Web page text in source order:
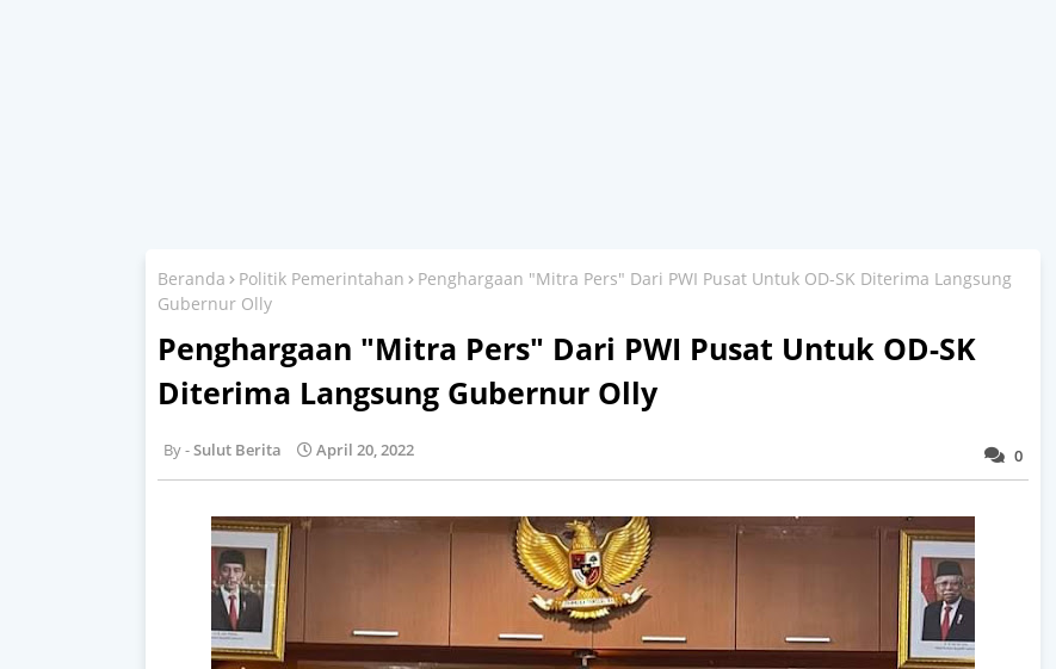
Beranda Politik Pemerintahan
Penghargaan "Mitra Pers" Dari PWI Pusat Untuk OD-SK Diterima Langsung
Gubernur Olly
Penghargaan "Mitra Pers" Dari PWI Pusat Untuk OD-SK
Diterima Langsung Gubernur Olly
0
Sulut Berita April 20, 2022